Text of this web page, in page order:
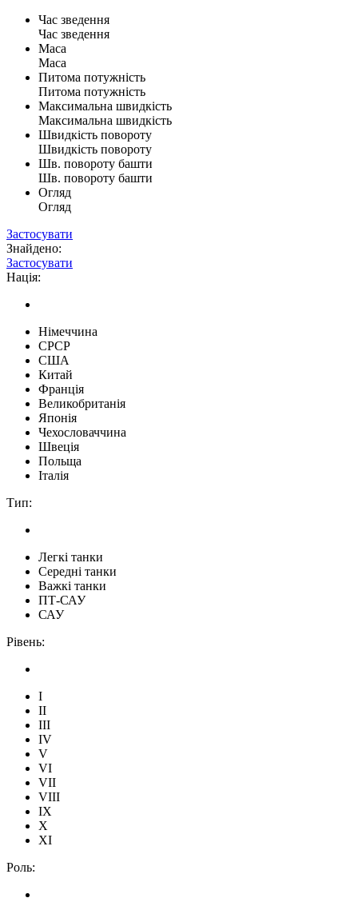
Час зведення
Час зведення
Маса
Маса
Питома потужність
Питома потужність
Максимальна швидкість
Максимальна швидкість
Швидкість повороту
Швидкість повороту
Шв. повороту башти
Шв. повороту башти
Огляд
Огляд
Застосувати
Знайдено:
Застосувати
Нація:
Німеччина
СРСР
США
Китай
Франція
Великобританія
Японія
Чехословаччина
Швеція
Польща
Італія
Тип:
Легкі танки
Середні танки
Важкі танки
ПТ-САУ
САУ
Рівень:
I
II
III
IV
V
VI
VII
VIII
IX
X
XI
Роль: